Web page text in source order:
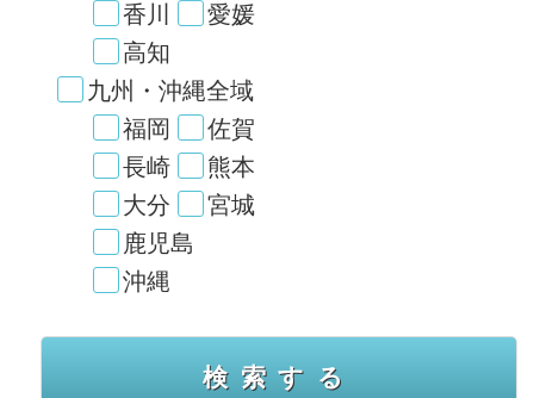
香川
愛媛
高知
九州・沖縄全域
福岡
佐賀
長崎
熊本
大分
宮城
鹿児島
沖縄